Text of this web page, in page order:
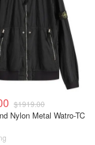
$1919.00
Nylon Metal Watro-TC